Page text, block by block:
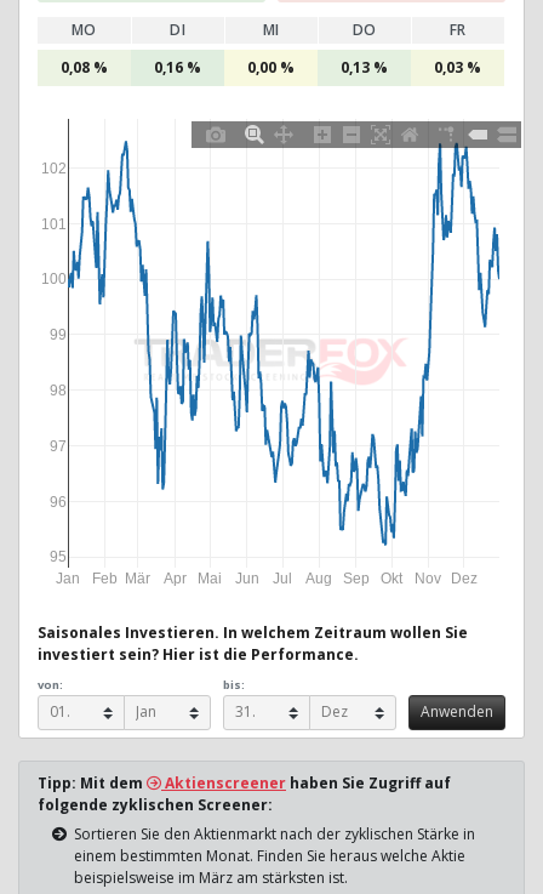
Jan Feb Mär Apr Mai Jun Jul Aug Sep Okt Nov Dez
95
96
97
98
99
100
101
102
MO DI MI DO
FR
0,08 %
0,16 % 0,00 % 0,13 % 0,03 %
Saisonales Investieren. In welchem Zeitraum wollen Sie
investiert sein? Hier ist die Performance.
von: bis:
Tipp: Mit dem Aktienscreener haben Sie Zugriff auf
folgende zyklischen Screener:
Sortieren Sie den Aktienmarkt nach der zyklischen Stärke in
einem bestimmten Monat. Finden Sie heraus welche Aktie
beispielsweise im März am stärksten ist.